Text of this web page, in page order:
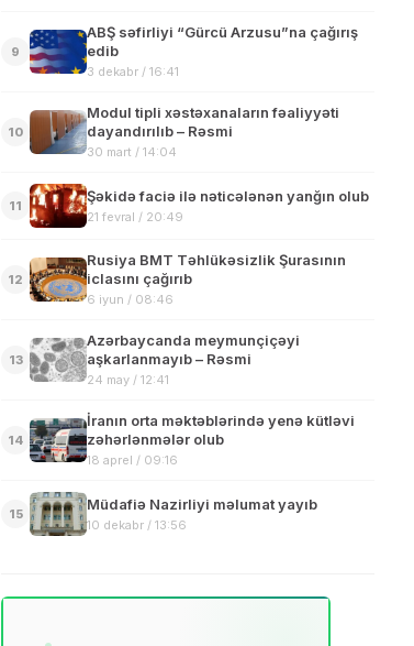
9
ABŞ səfirliyi “Gürcü Arzusu”na çağırış
edib
3 dekabr / 16:41
10
Modul tipli xəstəxanaların fəaliyyəti
dayandırılıb – Rəsmi
30 mart / 14:04
11
Şəkidə faciə ilə nəticələnən yanğın olub
21 fevral / 20:49
12
Rusiya BMT Təhlükəsizlik Şurasının
iclasını çağırıb
6 iyun / 08:46
13
Azərbaycanda meymunçiçəyi
aşkarlanmayıb – Rəsmi
24 may / 12:41
14
İranın orta məktəblərində yenə kütləvi
zəhərlənmələr olub
18 aprel / 09:16
15
Müdafiə Nazirliyi məlumat yayıb
10 dekabr / 13:56